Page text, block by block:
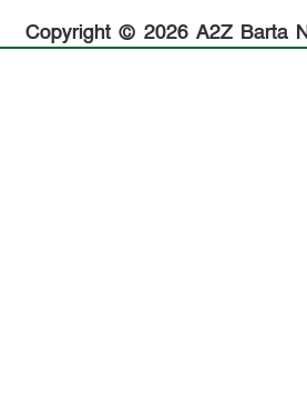
Copyright © 2026 A2Z Barta